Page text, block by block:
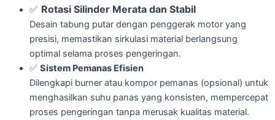
✅ Rotasi Silinder Merata dan Stabil
Desain tabung putar dengan penggerak motor yang
presisi, memastikan sirkulasi material berlangsung
optimal selama proses pengeringan.
✅ Sistem Pemanas Efisien
Dilengkapi burner atau kompor pemanas (opsional) untuk
menghasilkan suhu panas yang konsisten, mempercepat
proses pengeringan tanpa merusak kualitas material.